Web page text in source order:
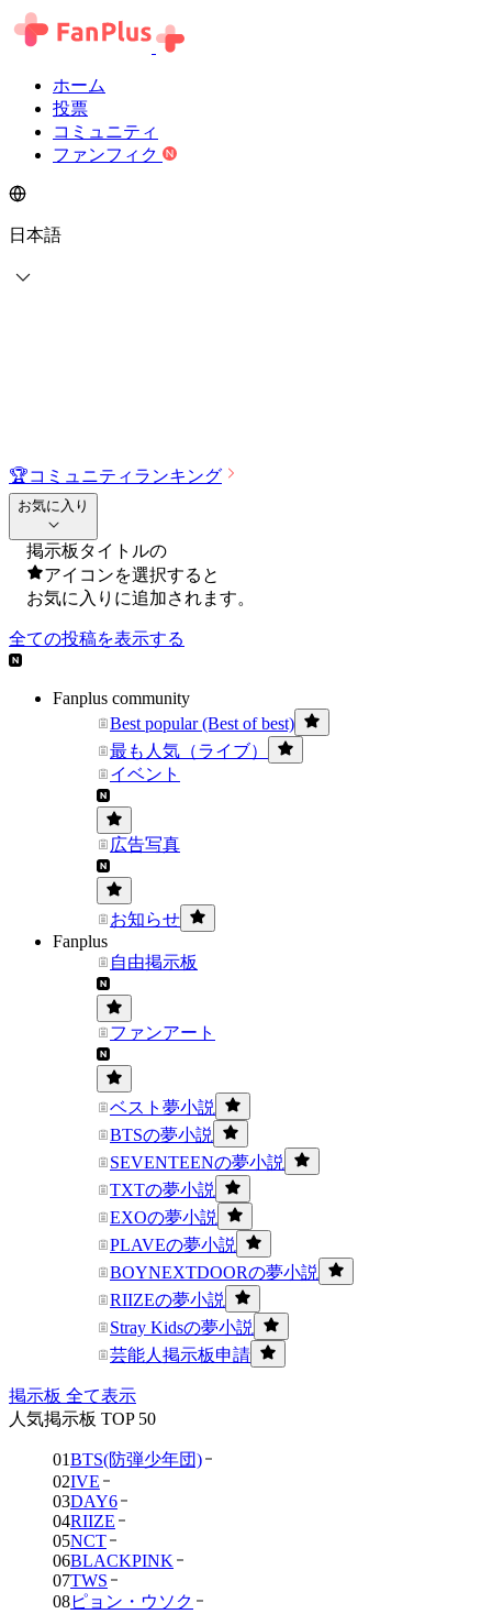
ホーム
投票
コミュニティ
ファンフィク
日本語
🏆コミュニティランキング
お気に入り
掲示板タイトルの
アイコンを選択すると
お気に入りに追加されます。
全ての投稿を表示する
Fanplus community
Best popular (Best of best)
最も人気（ライブ）
イベント
広告写真
お知らせ
Fanplus
自由掲示板
ファンアート
ベスト夢小説
BTSの夢小説
SEVENTEENの夢小説
TXTの夢小説
EXOの夢小説
PLAVEの夢小説
BOYNEXTDOORの夢小説
RIIZEの夢小説
Stray Kidsの夢小説
芸能人掲示板申請
掲示板 全て表示
人気掲示板 TOP 50
01BTS(防弾少年団)
02IVE
03DAY6
04RIIZE
05NCT
06BLACKPINK
07TWS
08ピョン・ウソク